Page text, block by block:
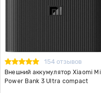
154 отзывов
Внешний аккумулятор Xiaomi Mi
Power Bank 3 Ultra compact